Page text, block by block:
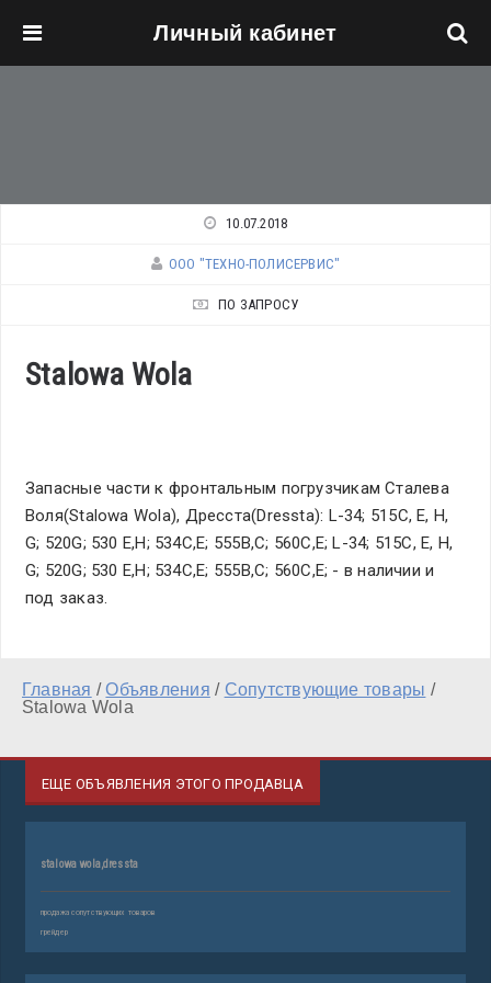
Личный кабинет
10.07.2018
ООО "ТЕХНО-ПОЛИСЕРВИС"
ПО ЗАПРОСУ
Stalowa Wola
Запасные части к фронтальным погрузчикам Сталева
Воля(Stalowa Wola), Дресста(Dressta): L-34; 515C, E, H,
G; 520G; 530 E,H; 534С,E; 555B,C; 560C,E; L-34; 515C, E, H,
G; 520G; 530 E,H; 534С,E; 555B,C; 560C,E; - в наличии и
под заказ.
Главная / Объявления / Сопутствующие товары /
Stalowa Wola
ЕЩЕ ОБЪЯВЛЕНИЯ ЭТОГО ПРОДАВЦА
stalowa wola,dressta
продажа сопутствующих товаров
грейдер